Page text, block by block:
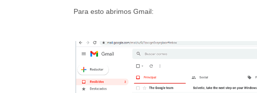
Para esto abrimos Gmail: